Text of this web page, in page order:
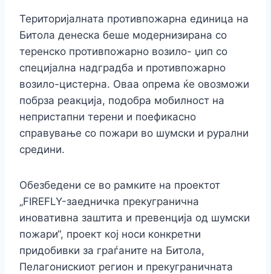
Територијалната противпожарна единица на
Битола денеска беше модернизирана со
теренско противпожарно возило- џип со
специјална надградба и противпожарно
возило-цистерна. Оваа опрема ќе овозможи
побрза реакција, подобра мобилност на
непристапни терени и поефикасно
справување со пожари во шумски и рурални
средини.
Обезбедени се во рамките на проектот
„FIREFLY-заедничка прекугранична
иновативна заштита и превенција од шумски
пожари“, проект кој носи конкретни
придобивки за граѓаните на Битола,
Пелагонискиот регион и прекуграничната